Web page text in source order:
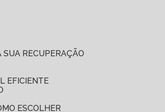
SUA RECUPERAÇÃO
EFICIENTE
ESCOLHER